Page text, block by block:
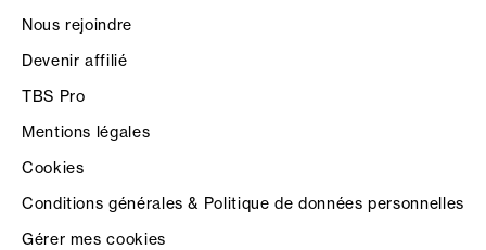
Nous rejoindre
Devenir affilié
TBS Pro
Mentions légales
Cookies
Conditions générales & Politique de données personnelles
Gérer mes cookies